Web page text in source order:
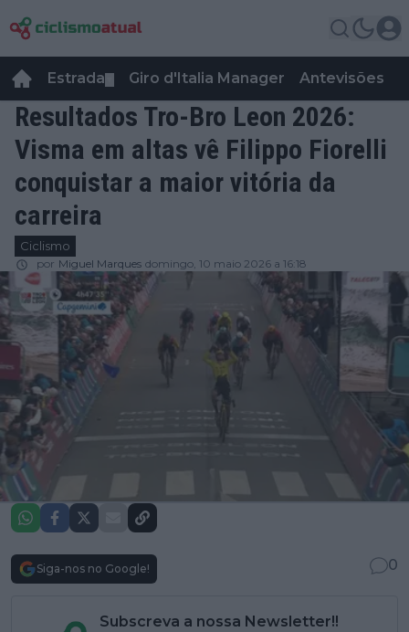
Estrada Giro d'Italia Manager Antevisões
Resultados Tro-Bro Leon 2026:
Visma em altas vê Filippo Fiorelli
conquistar a maior vitória da
carreira
Ciclismo
por Miguel Marques domingo, 10 maio 2026 a 16:18
Siga-nos no Google! 0
Subscreva a nossa Newsletter!!